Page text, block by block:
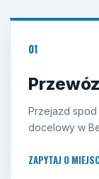
01
Przejazd
docelowy w
ZAPYTAJ O